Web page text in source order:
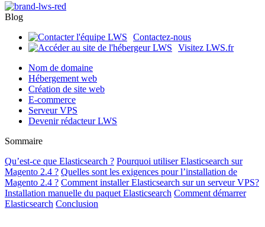
Blog
Contactez-nous
Visitez LWS.fr
Nom de domaine
Hébergement web
Création de site web
E-commerce
Serveur VPS
Devenir rédacteur LWS
Sommaire
Qu’est-ce que Elasticsearch ? Pourquoi utiliser Elasticsearch sur
Magento 2.4 ? Quelles sont les exigences pour l’installation de
Magento 2.4 ? Comment installer Elasticsearch sur un serveur VPS?
Installation manuelle du paquet Elasticsearch Comment démarrer
Elasticsearch Conclusion